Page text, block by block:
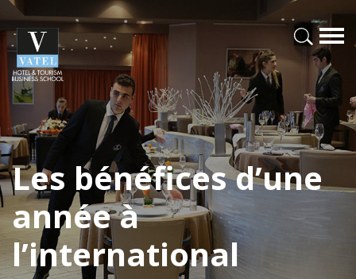
Les bénéfices d’une
année à
l’international